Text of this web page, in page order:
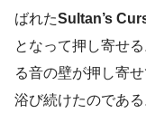
ばれたSultan’s
となって押し寄せ
る音の壁が押し寄
浴び続けたのである